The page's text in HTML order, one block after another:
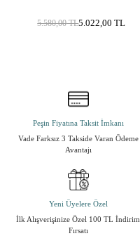
5.580,00TL5.022,00 TL
Peşin Fiyatına Taksit İmkanı
Vade Farksız 3 Takside Varan Ödeme
Avantajı
Yeni Üyelere Özel
İlk Alışverişinize Özel 100 TL İndirim
Fırsatı